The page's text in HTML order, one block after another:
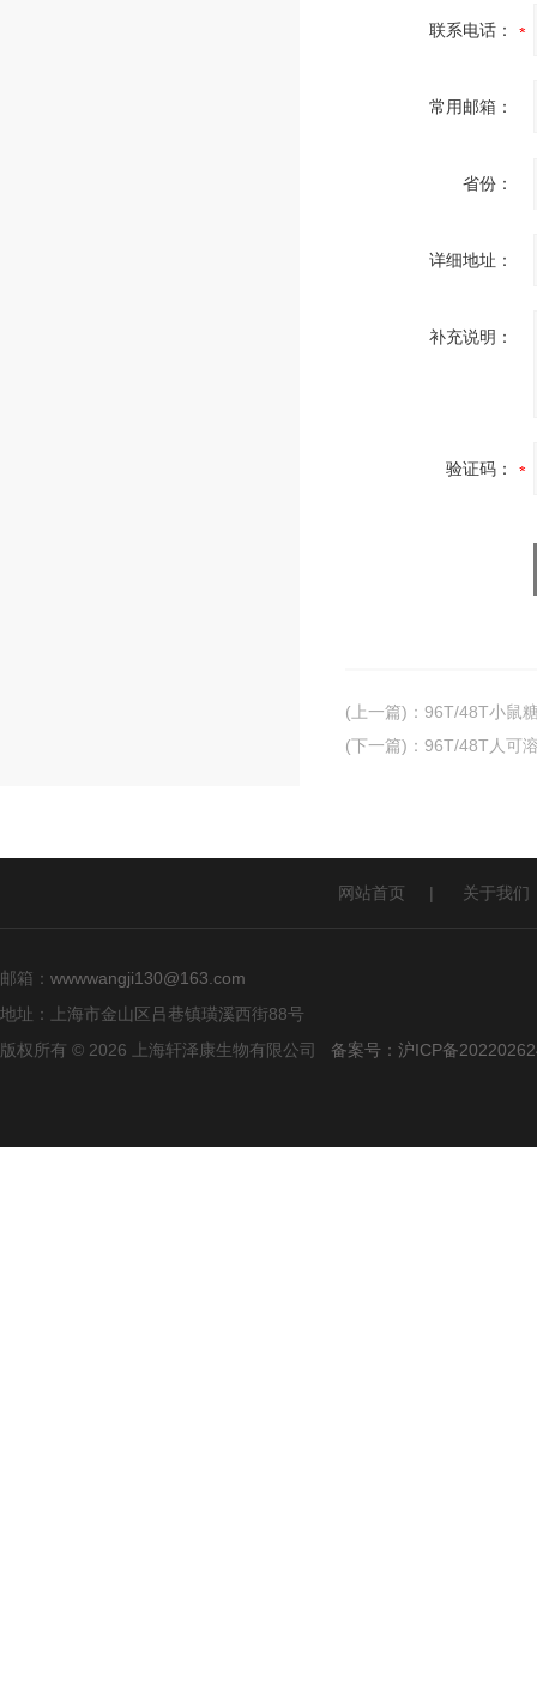
联系电话：
常用邮箱：
省份：
详细地址：
补充说明：
验证码：
(上一篇) ： 96T/48T小鼠
(下一篇) ： 96T/48T人可
网站首页 | 关于我们
邮箱： wwwwangji130@163.com
地址：上海市金山区吕巷镇璜溪西街88号
版权所有 © 2026 上海轩泽康生物有限公司 备案号：沪ICP备